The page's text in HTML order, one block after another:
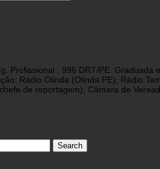
Profissional , 996 DRT/PE.
Rádio Olinda (Olinda PE); Rádio
de reportagem); Câmara de